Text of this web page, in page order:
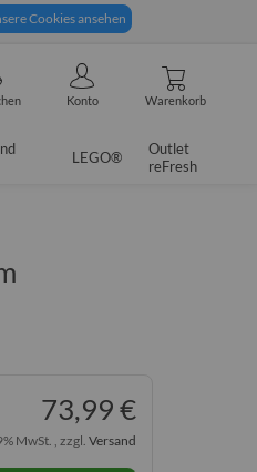
Cookies ansehen
Technische Unterstützung
Konto Warenkorb
LEGO®
Outlet
reFresh
73,99 €
MwSt. , zzgl. Versand